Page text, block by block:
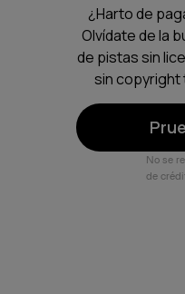
¿Harto de
Olvídate de la
de pistas sin
sin
No se
de